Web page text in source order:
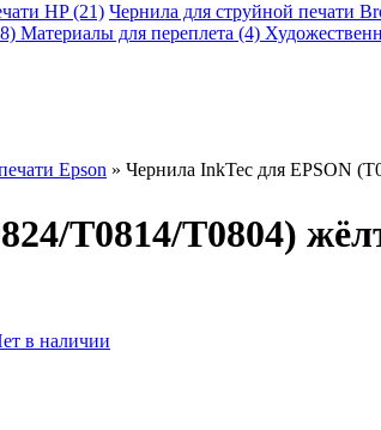
HP (21) Чернила для струйной печати
Материалы для переплета (4)
Epson » Чернила InkTec для EPSON
T0814/T0804)
в наличии